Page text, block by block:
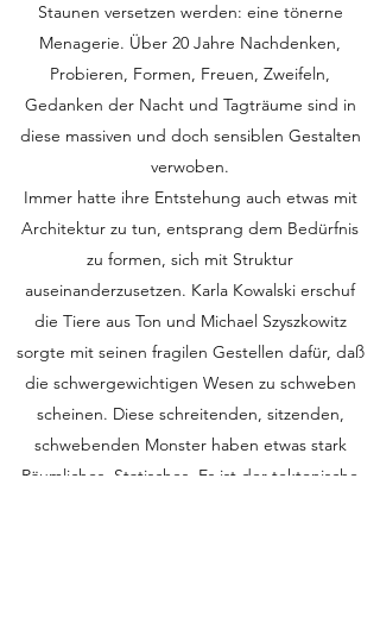
Staunen versetzen werden: eine tönerne
Menagerie. Über 20 Jahre Nachdenken,
Probieren, Formen, Freuen, Zweifeln,
Gedanken der Nacht und Tagträume sind in
diese massiven und doch sensiblen Gestalten
verwoben.
Immer hatte ihre Entstehung auch etwas mit
Architektur zu tun, entsprang dem Bedürfnis
zu formen, sich mit Struktur
auseinanderzusetzen. Karla Kowalski erschuf
die Tiere aus Ton und Michael Szyszkowitz
sorgte mit seinen fragilen Gestellen dafür, daß
die schwergewichtigen Wesen zu schweben
scheinen. Diese schreitenden, sitzenden,
schwebenden Monster haben etwas stark
Räumliches, Statisches. Es ist der tektonische